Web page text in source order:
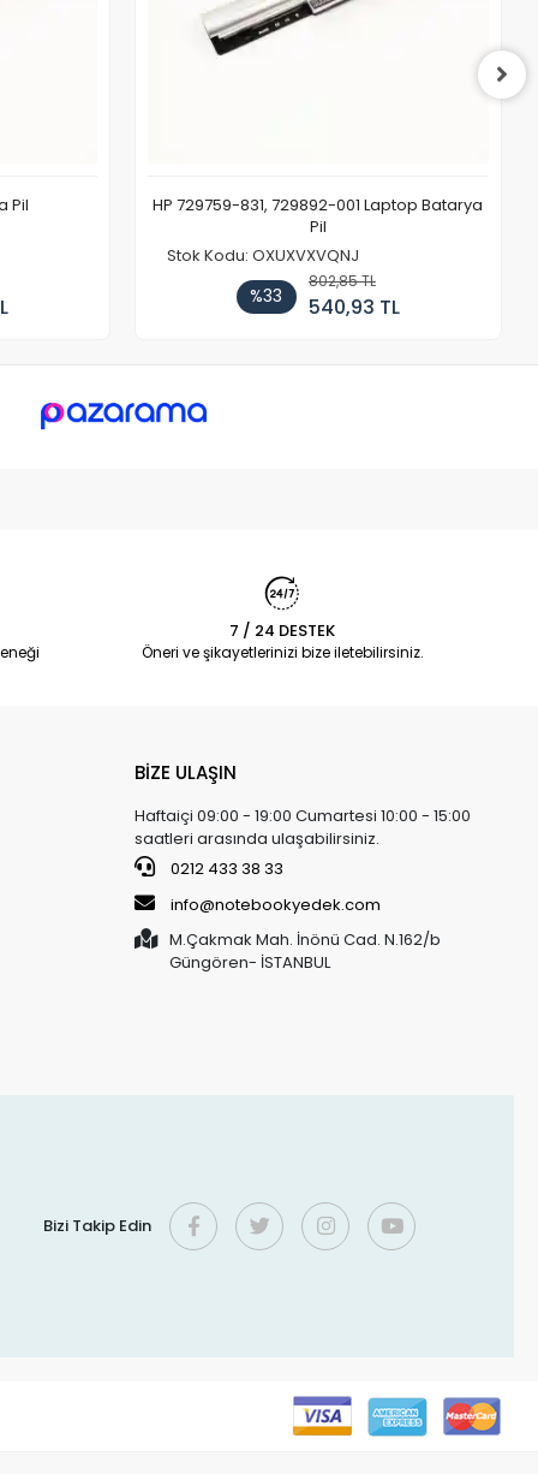
Pil
HP 729759-831, 729892-001 Laptop Batarya
Pil
Stok Kodu: OXUXVXVQNJ
%33
802,85 TL
540,93 TL
7 / 24 DESTEK
Öneri ve şikayetlerinizi bize iletebilirsiniz.
BİZE ULAŞIN
Haftaiçi 09:00 - 19:00 Cumartesi 10:00 - 15:00
saatleri arasında ulaşabilirsiniz.
0212 433 38 33
info@notebookyedek.com
M.Çakmak Mah. İnönü Cad. N.162/b
Güngören- İSTANBUL
Bizi Takip Edin